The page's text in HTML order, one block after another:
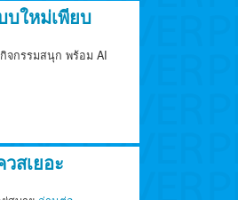
บใหม่เพียบ
จกรรมสนุก พร้อม AI
สเยอะ